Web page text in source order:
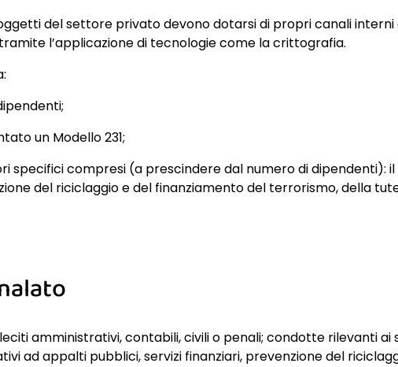
del settore privato devono dotarsi di propri canali
l’applicazione di tecnologie come la crittografia.
un Modello 231;
specifici compresi (a prescindere dal numero di dipendenti):
del riciclaggio e del finanziamento del terrorismo, della
amministrativi, contabili, civili o penali; condotte rilevanti ai
ad appalti pubblici, servizi finanziari, prevenzione del